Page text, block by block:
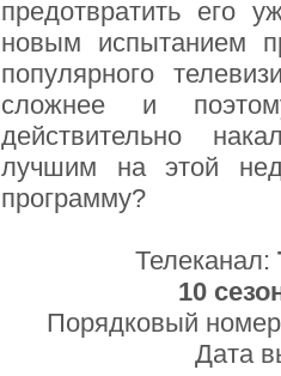
предотвратить его
новым испытанием
популярного
сложнее и
действительно
лучшим на этой
программу?
Телеканал:
10
Порядковый
Дата